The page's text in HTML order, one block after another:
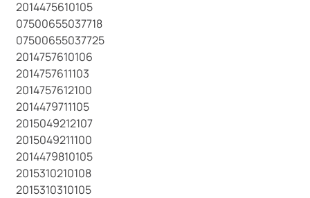
2014475610105
07500655037718
07500655037725
2014757610106
2014757611103
2014757612100
2014479711105
2015049212107
2015049211100
2014479810105
2015310210108
2015310310105